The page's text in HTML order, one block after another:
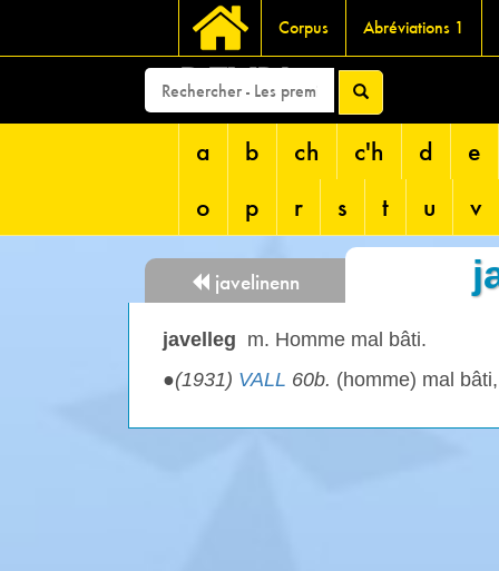
Corpus Abréviations 1
DEVRI
a b ch c'h d
e
o
p r s t u v
javelinenn
javelleg m. Homme mal bâti.
●(1931) VALL 60b. (homme) mal